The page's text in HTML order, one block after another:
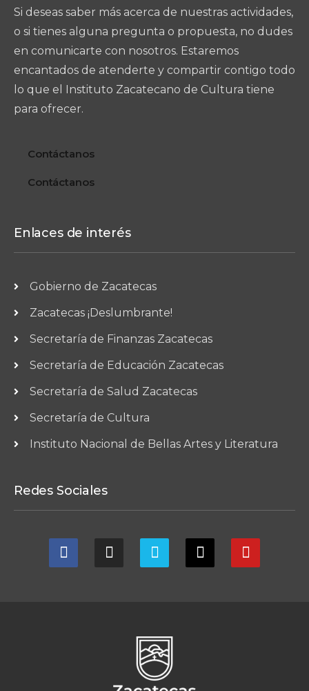
Si deseas saber más acerca de nuestras actividades,
o si tienes alguna pregunta o propuesta, no dudes
en comunicarte con nosotros. Estaremos
encantados de atenderte y compartir contigo todo
lo que el Instituto Zacatecano de Cultura tiene
para ofrecer.
Contáctanos
Contáctanos
Enlaces de interés
Gobierno de Zacatecas
Zacatecas ¡Deslumbrante!
Secretaría de Finanzas Zacatecas
Secretaría de Educación Zacatecas
Secretaría de Salud Zacatecas
Secretaría de Cultura
Instituto Nacional de Bellas Artes y Literatura
Redes Sociales